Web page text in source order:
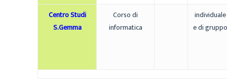
Centro Studi
S.Gemma
Corso di
informatica
individuale
e di gruppo